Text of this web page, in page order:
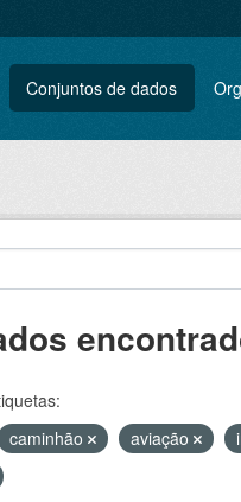
Conjuntos de dados
caminhão aviação